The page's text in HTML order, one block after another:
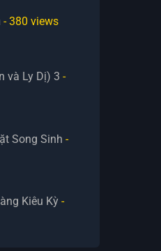
- 380 views
và Ly Dị) 3 -
Song Sinh -
Kiêu Kỳ -